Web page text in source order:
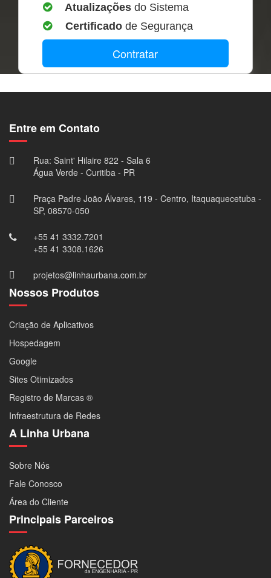
Atualizaçõesdo Sistema
Certificadode Segurança
Contratar
Entre em Contato
Rua: Saint' Hilaire 822 - Sala 6
Água Verde - Curitiba - PR
Praça Padre João Álvares, 119 - Centro, Itaquaquecetuba -
SP, 08570-050
+55 41 3332.7201
+55 41 3308.1626
projetos@linhaurbana.com.br
Nossos Produtos
Criação de Aplicativos
Hospedagem
Google
Sites Otimizados
Registro de Marcas ®
Infraestrutura de Redes
A Linha Urbana
Sobre Nós
Fale Conosco
Área do Cliente
Principais Parceiros